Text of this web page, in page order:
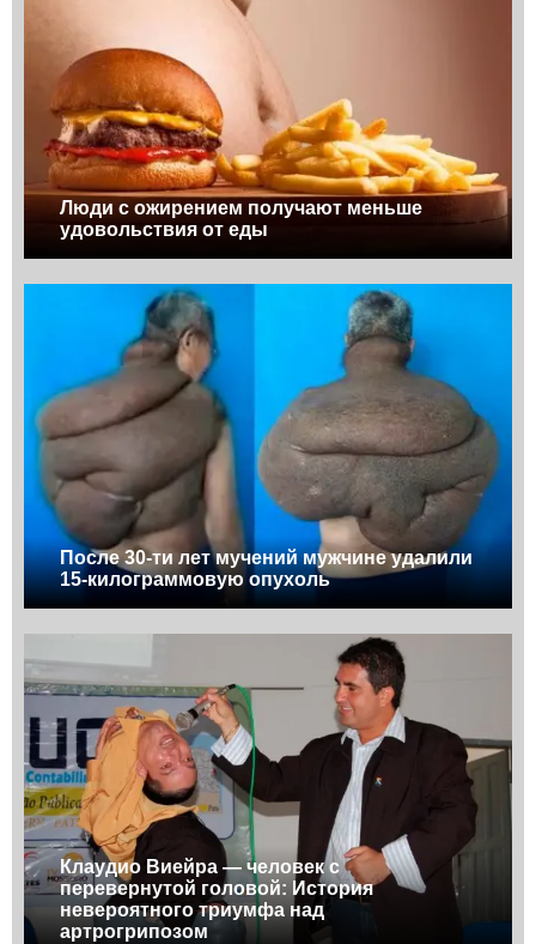
Люди с ожирением получают меньше
удовольствия от еды
После 30-ти лет мучений мужчине удалили
15-килограммовую опухоль
Клаудио Виейра — человек с
перевернутой головой: История
невероятного триумфа над
артрогрипозом